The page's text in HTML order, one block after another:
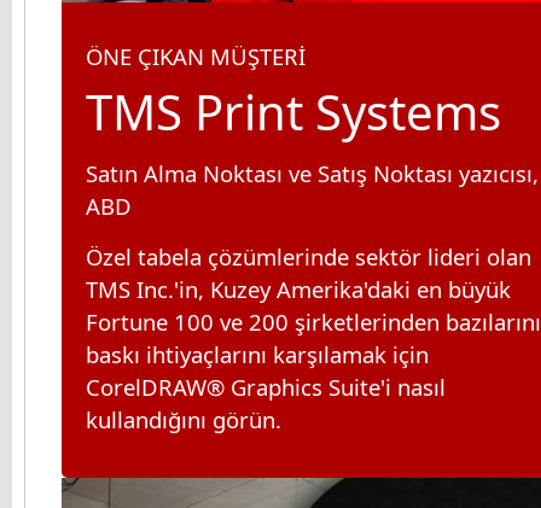
ÖNE ÇIKAN MÜŞTERİ
TMS Print Systems
Satın Alma Noktası ve Satış Noktası yazıcısı,
ABD
Özel tabela çözümlerinde sektör lideri olan
TMS Inc.'in, Kuzey Amerika'daki en büyük
Fortune 100 ve 200 şirketlerinden
baskı ihtiyaçlarını karşılamak için
CorelDRAW® Graphics Suite'i nasıl
kullandığını görün.